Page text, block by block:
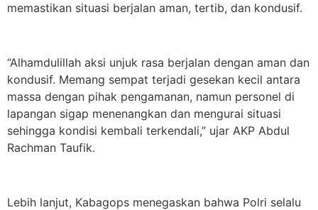
memastikan situasi berjalan aman, tertib, dan kondusif.
“Alhamdulillah aksi unjuk rasa berjalan dengan aman dan
kondusif. Memang sempat terjadi gesekan kecil antara
massa dengan pihak pengamanan, namun personel di
lapangan sigap menenangkan dan mengurai situasi
sehingga kondisi kembali terkendali,” ujar AKP Abdul
Rachman Taufik.
Lebih lanjut, Kabagops menegaskan bahwa Polri selalu